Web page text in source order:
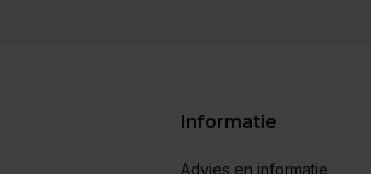
Informatie
Advies en informatie